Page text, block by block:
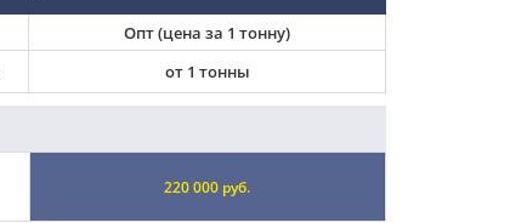
Опт (цена за 1 тонну)
от 1 тонны
220 000 руб.